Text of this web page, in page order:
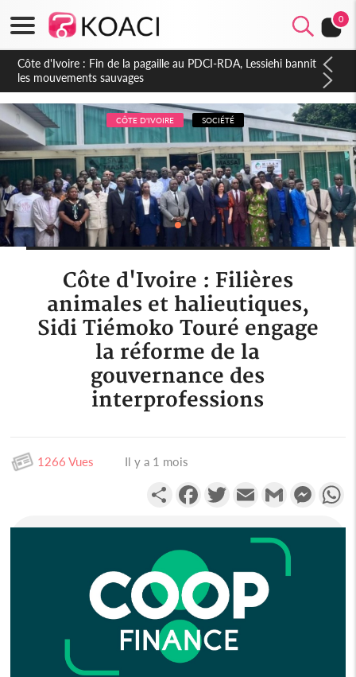
0
Côte d'Ivoire : Ouattara promet des sanctions contre les
déguerpissements illégaux
CÔTE D'IVOIRE SOCIÉTÉ
Côte d'Ivoire : Filières
animales et halieutiques,
Sidi Tiémoko Touré engage
la réforme de la
gouvernance des
interprofessions
1266 Vues Il y a 1 mois
PartagerFacebookTwitterEmail Gmail